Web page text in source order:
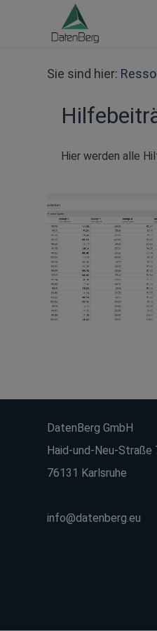
Sie sind hier:
Hier werden alle
DatenBerg GmbH
Haid-und-Neu-Straße
76131 Karlsruhe
info@datenberg.eu